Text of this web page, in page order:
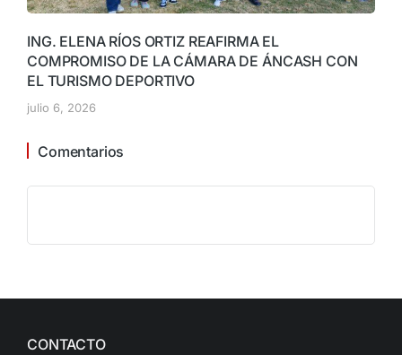
ING. ELENA RÍOS ORTIZ REAFIRMA EL
COMPROMISO DE LA CÁMARA DE ÁNCASH CON
EL TURISMO DEPORTIVO
julio 6, 2026
Comentarios
CONTACTO